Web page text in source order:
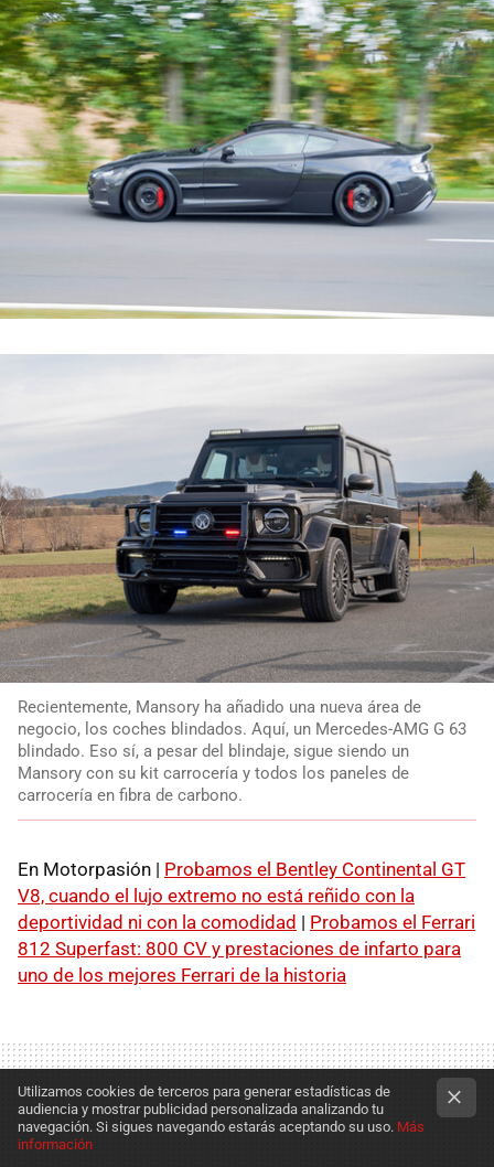
Recientemente, Mansory ha añadido una nueva área de
negocio, los coches blindados. Aquí, un Mercedes-AMG G 63
blindado. Eso sí, a pesar del blindaje, sigue siendo un
Mansory con su kit carrocería y todos los paneles de
carrocería en fibra de carbono.
En Motorpasión | Probamos el Bentley Continental GT
V8, cuando el lujo extremo no está reñido con la
deportividad ni con la comodidad | Probamos el Ferrari
812 Superfast: 800 CV y prestaciones de infarto para
uno de los mejores Ferrari de la historia
Utilizamos cookies de terceros para generar estadísticas de
audiencia y mostrar publicidad personalizada analizando tu
navegación. Si sigues navegando estarás aceptando su uso. Más
información